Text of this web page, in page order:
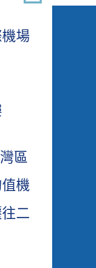
場
區
機
二